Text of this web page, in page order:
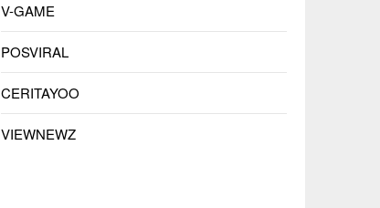
V-GAME
POSVIRAL
CERITAYOO
VIEWNEWZ